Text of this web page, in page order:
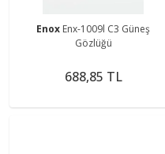
Enox Enx-1009l C3 Güneş
Gözlüğü
688,85 TL